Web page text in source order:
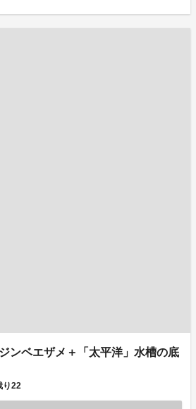
ンベエザメ＋「太平洋」水槽の底
り22